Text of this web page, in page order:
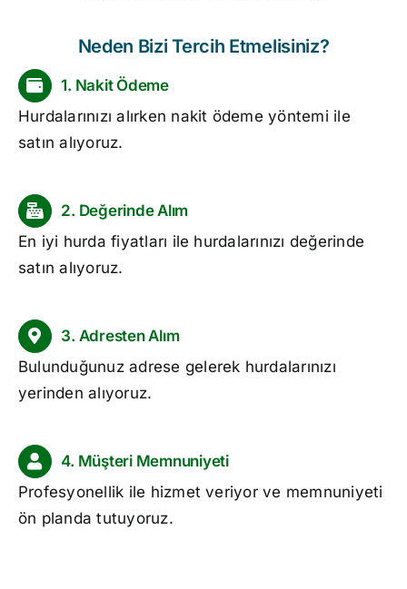
Neden Bizi Tercih Etmelisiniz?
1. Nakit Ödeme
Hurdalarınızı alırken nakit ödeme yöntemi ile
satın alıyoruz.
2. Değerinde Alım
En iyi hurda fiyatları ile hurdalarınızı değerinde
satın alıyoruz.
3. Adresten Alım
Bulunduğunuz adrese gelerek hurdalarınızı
yerinden alıyoruz.
4. Müşteri Memnuniyeti
Profesyonellik ile hizmet veriyor ve memnuniyeti
ön planda tutuyoruz.